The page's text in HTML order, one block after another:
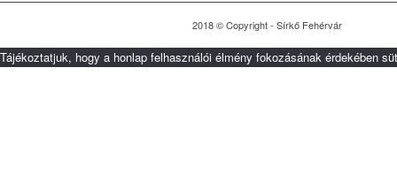
2018 © Copyright - Sírkő Fehérvár
Tájékoztatjuk, hogy a honlap felhasználói élmény fokozásának érdekében